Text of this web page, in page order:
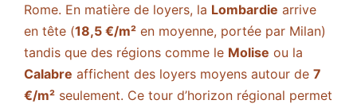
Rome​. En matière de loyers, la Lombardie arrive
en tête (18,5 €/m² en moyenne, portée par Milan)
tandis que des régions comme le Molise ou la
Calabre affichent des loyers moyens autour de 7
€/m² seulement​. Ce tour d’horizon régional permet